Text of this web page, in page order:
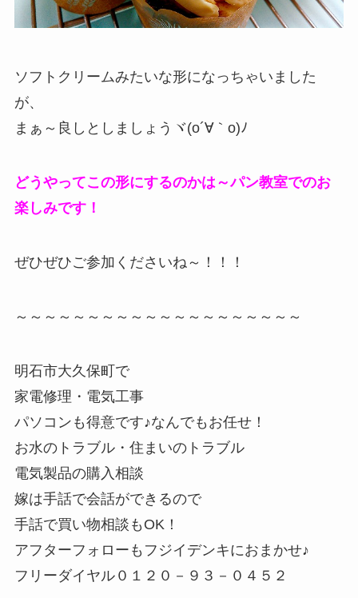
ソフトクリームみたいな形になっちゃいました
が、
まぁ～良しとしましょうヾ(o´∀｀o)ﾉ
どうやってこの形にするのかは～パン教室でのお
楽しみです！
ぜひぜひご参加くださいね～！！！
～～～～～～～～～～～～～～～～～～～～
明石市大久保町で
家電修理・電気工事
パソコンも得意です♪なんでもお任せ！
お水のトラブル・住まいのトラブル
電気製品の購入相談
嫁は手話で会話ができるので
手話で買い物相談もOK！
アフターフォローもフジイデンキにおまかせ♪
フリーダイヤル０１２０－９３－０４５２